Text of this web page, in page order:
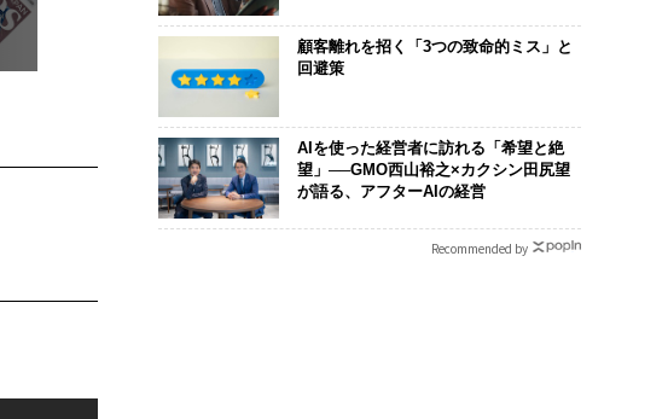
顧客離れを招く「3つの致命的ミス」と
回避策
AIを使った経営者に訪れる「希望と絶
望」──GMO西山裕之×カクシン田尻望
が語る、アフターAIの経営
Recommended by